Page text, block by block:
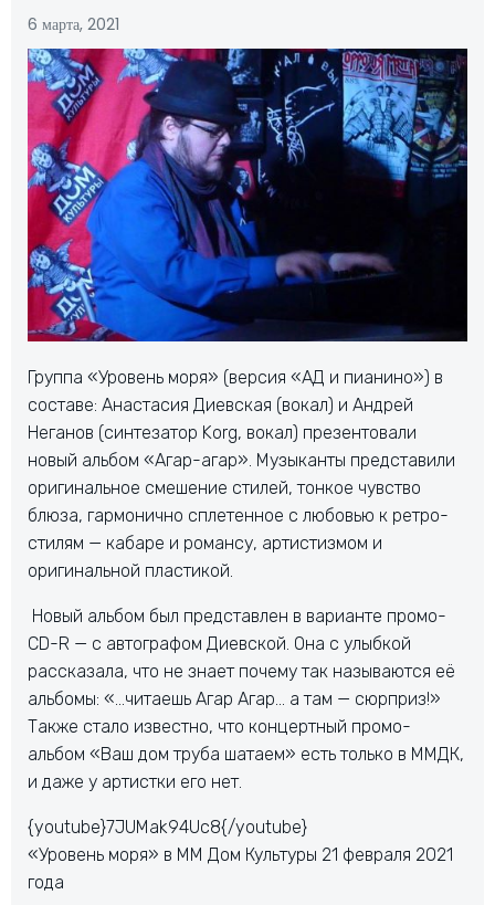
6 марта, 2021
Группа «Уровень моря» (версия «АД и пианино») в
составе: Анастасия Диевская (вокал) и Андрей
Неганов (синтезатор Korg, вокал) презентовали
новый альбом «Агар-агар». Музыканты представили
оригинальное смешение стилей, тонкое чувство
блюза, гармонично сплетенное с любовью к ретро-
стилям — кабаре и романсу, артистизмом и
оригинальной пластикой.
Новый альбом был представлен в варианте промо-
CD-R — с автографом Диевской. Она с улыбкой
рассказала, что не знает почему так называются её
альбомы: «…читаешь Агар Агар… а там — сюрприз!»
Также стало известно, что концертный промо-
альбом «Ваш дом труба шатаем» есть только в ММДК,
и даже у артистки его нет.
{youtube}7JUMak94Uc8{/youtube}
«Уровень моря» в ММ Дом Культуры 21 февраля 2021
года